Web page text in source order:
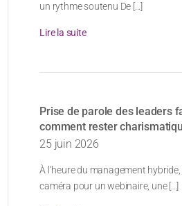
un rythme soutenu De [...]
Lire la suite
Prise de parole des leaders
comment rester
25 juin 2026
À l’heure du management
caméra pour un webinaire, une [...]